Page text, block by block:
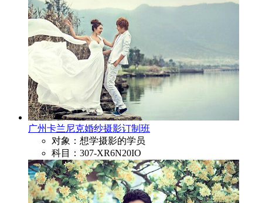
广州卡兰尼克婚纱摄影订制班
对象：想学摄影的学员
科目：307-XR6N20IO